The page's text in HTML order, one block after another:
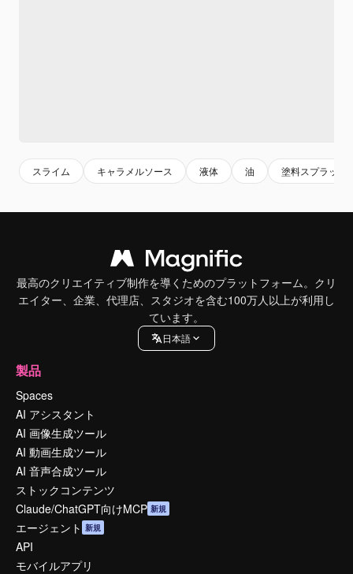
スライム キャラメルソース 液体 油 塗料スプラッシ
最高のクリエイティブ制作を導くためのプラットフォーム。クリ
エイター、企業、代理店、スタジオを含む100万人以上が利用し
ています。
日本語
製品
Spaces
AI アシスタント
AI 画像生成ツール
AI 動画生成ツール
AI 音声合成ツール
ストックコンテンツ
Claude/ChatGPT向けMCP 新規
エージェント 新規
API
モバイルアプリ